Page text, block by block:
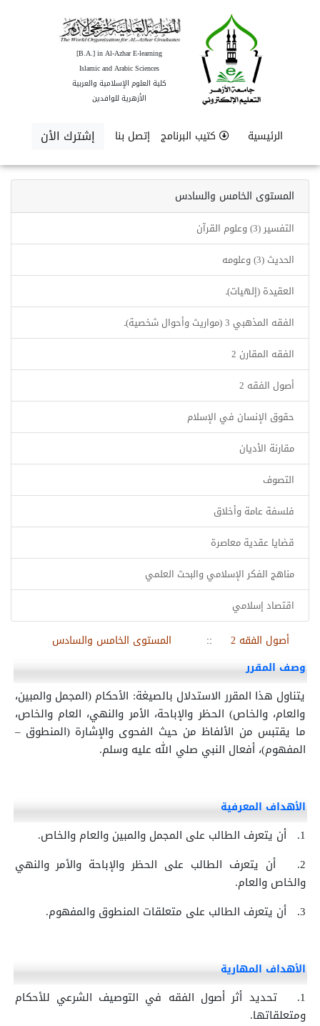
[B.A.] in Al-Azhar E-learning
Islamic and Arabic Sciences
كلية العلوم الإسلامية والعربية
الأزهرية للوافدين
الرئيسية كتيب البرنامج إتصل بنا إشترك الأن
المستوى الخامس والسادس
التفسير (3) وعلوم القرآن
الحديث (3) وعلومه
العقيدة (إلهيات)ـ
الفقه المذهبي 3 (مواريث وأحوال شخصية)ـ
الفقه المقارن 2
أصول الفقه 2
حقوق الإنسان في الإسلام
مقارنة الأديان
التصوف
فلسفة عامة وأخلاق
قضايا عقدية معاصرة
مناهج الفكر الإسلامي والبحث العلمي
اقتصاد إسلامي
أصول الفقه 2 ::
المستوى الخامس والسادس
وصف المقرر
يتناول هذا المقرر الاستدلال بالصيغة: الأحكام (المجمل والمبين،
والعام، والخاص) الحظر والإباحة، الأمر والنهي، العام والخاص،
ما يقتبس من الألفاظ من حيث الفحوى والإشارة (المنطوق –
المفهوم)، أفعال النبي صلي الله عليه وسلم.
الأهداف المعرفية
1.
أن يتعرف الطالب على المجمل والمبين والعام والخاص.
2.
أن يتعرف الطالب على الحظر والإباحة والأمر والنهي
والخاص والعام.
3.
أن يتعرف الطالب على متعلقات المنطوق والمفهوم.
الأهداف المهارية
1.
تحديد أثر أصول الفقه في التوصيف الشرعي للأحكام
ومتعلقاتها.